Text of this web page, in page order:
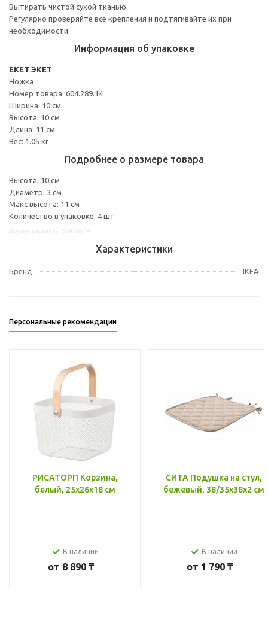
Вытирать чистой сухой тканью.
Регулярно проверяйте все крепления и подтягивайте их при
необходимости.
Информация об упаковке
EKET ЭКЕТ
Ножка
Номер товара: 604.289.14
Ширина: 10 см
Высота: 10 см
Длина: 11 см
Вес: 1.05 кг
Подробнее о размере товара
Высота: 10 см
Диаметр: 3 см
Макс высота: 11 см
Количество в упаковке: 4 шт
Характеристики
Бренд IKEA
Персональные рекомендации
РИСАТОРП Корзина,
белый, 25x26x18 см
В наличии
от 8 890 ₸
СИТА Подушка на стул,
бежевый, 38/35x38x2 см
В наличии
от 1 790 ₸